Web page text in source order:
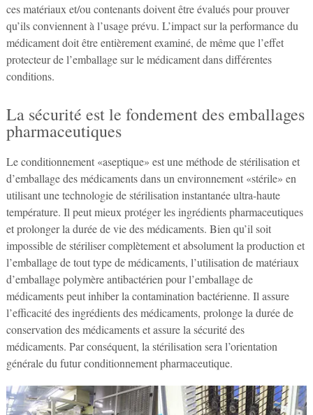
ces matériaux et/ou contenants doivent être évalués pour prouver
qu’ils conviennent à l’usage prévu. L’impact sur la performance du
médicament doit être entièrement examiné, de même que l’effet
protecteur de l’emballage sur le médicament dans différentes
conditions.
La sécurité est le fondement des emballages
pharmaceutiques
Le conditionnement «aseptique» est une méthode de stérilisation et
d’emballage des médicaments dans un environnement «stérile» en
utilisant une technologie de stérilisation instantanée ultra-haute
température. Il peut mieux protéger les ingrédients pharmaceutiques
et prolonger la durée de vie des médicaments. Bien qu’il soit
impossible de stériliser complètement et absolument la production et
l’emballage de tout type de médicaments, l’utilisation de matériaux
d’emballage polymère antibactérien pour l’emballage de
médicaments peut inhiber la contamination bactérienne. Il assure
l’efficacité des ingrédients des médicaments, prolonge la durée de
conservation des médicaments et assure la sécurité des
médicaments. Par conséquent, la stérilisation sera l’orientation
générale du futur conditionnement pharmaceutique.